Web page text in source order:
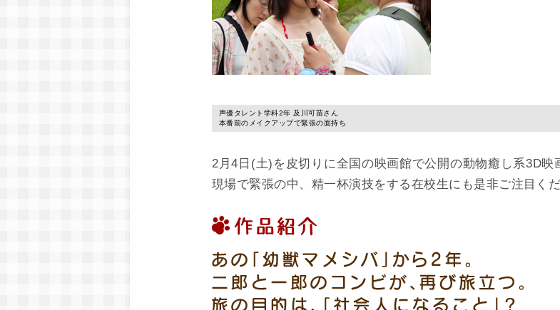
声優タレント学科2年 及川可苗さん
本番前のメイクアップで緊張の面持ち
2月4日(土)を皮切りに全国の映画館で公開の動物癒し系3D
現場で緊張の中、精一杯演技をする在校生にも是非ご注目くだ